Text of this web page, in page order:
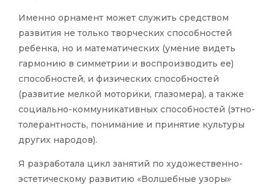
Именно орнамент может служить средством
развития не только творческих способностей
ребенка, но и математических (умение видеть
гармонию в симметрии и воспроизводить ее)
способностей, и физических способностей
(развитие мелкой моторики, глазомера), а также
социально-коммуникативных способностей (этно-
толерантность, понимание и принятие культуры
других народов).
Я разработала цикл занятий по художественно-
эстетическому развитию «Волшебные узоры»